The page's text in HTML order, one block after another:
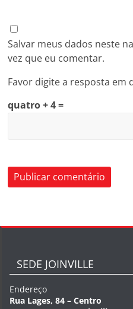
Salvar meus dados neste
vez que eu comentar.
Favor digite a resposta em
quatro + 4 =
SEDE JOINVILLE
Endereço
Rua Lages, 84 – Centro